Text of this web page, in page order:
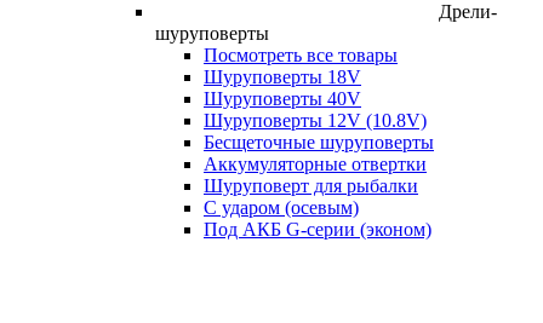
Дрели-
шуруповерты
Посмотреть все товары
Шуруповерты 18V
Шуруповерты 40V
Шуруповерты 12V (10.8V)
Бесщеточные шуруповерты
Аккумуляторные отвертки
Шуруповерт для рыбалки
С ударом (осевым)
Под АКБ G-серии (эконом)